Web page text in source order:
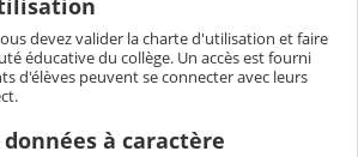
devez valider la charte d'utilisation et faire
éducative du collège. Un accès est fourni
d'élèves peuvent se connecter avec leurs
à caractère